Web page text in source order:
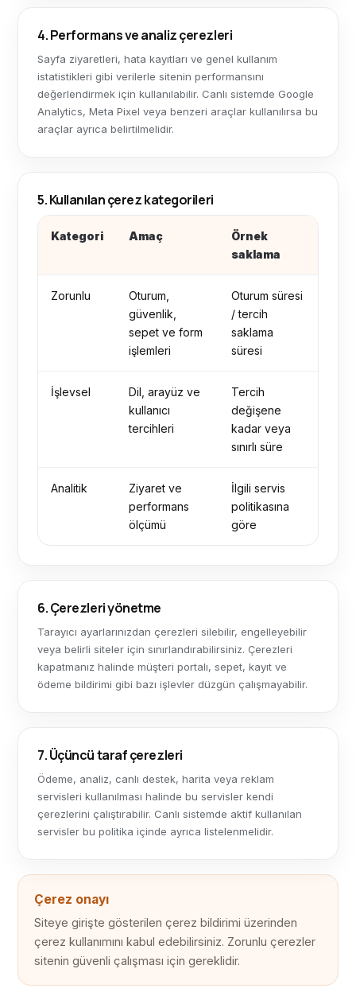
4. Performans ve analiz çerezleri
Sayfa ziyaretleri, hata kayıtları ve genel kullanım
istatistikleri gibi verilerle sitenin performansını
değerlendirmek için kullanılabilir. Canlı sistemde Google
Analytics, Meta Pixel veya benzeri araçlar kullanılırsa bu
araçlar ayrıca belirtilmelidir.
5. Kullanılan çerez kategorileri
Kategori Amaç
Örnek
saklama
Zorunlu
Oturum,
güvenlik,
sepet ve form
işlemleri
Oturum süresi
/ tercih
saklama
süresi
İşlevsel
Dil, arayüz ve
kullanıcı
tercihleri
Tercih
değişene
kadar veya
sınırlı süre
Analitik
Ziyaret ve
performans
ölçümü
İlgili servis
politikasına
göre
6. Çerezleri yönetme
Tarayıcı ayarlarınızdan çerezleri silebilir, engelleyebilir
veya belirli siteler için sınırlandırabilirsiniz. Çerezleri
kapatmanız halinde müşteri portalı, sepet, kayıt ve
ödeme bildirimi gibi bazı işlevler düzgün çalışmayabilir.
7. Üçüncü taraf çerezleri
Ödeme, analiz, canlı destek, harita veya reklam
servisleri kullanılması halinde bu servisler kendi
çerezlerini çalıştırabilir. Canlı sistemde aktif kullanılan
servisler bu politika içinde ayrıca listelenmelidir.
Çerez onayı
Siteye girişte gösterilen çerez bildirimi üzerinden
çerez kullanımını kabul edebilirsiniz. Zorunlu çerezler
sitenin güvenli çalışması için gereklidir.